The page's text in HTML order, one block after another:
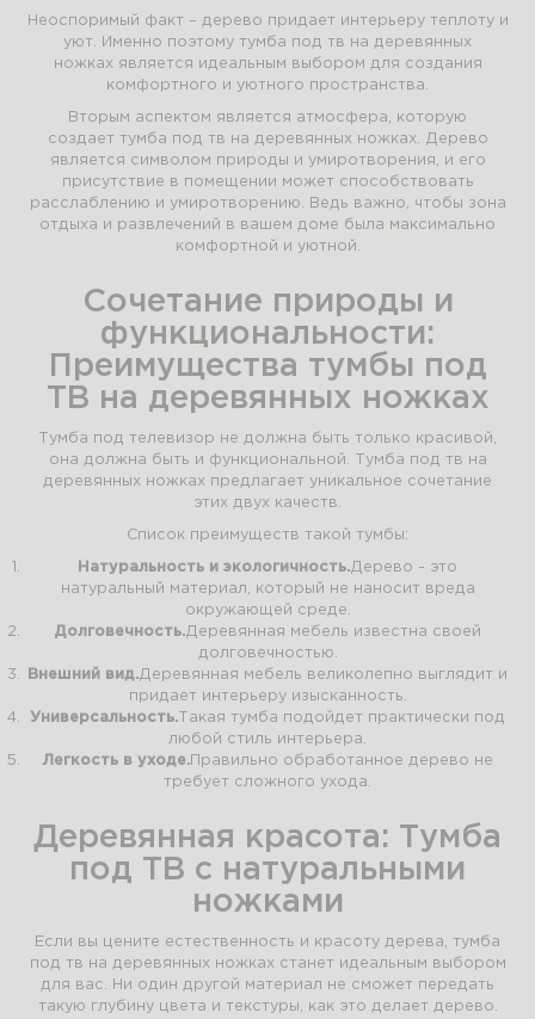
Неоспоримый факт – дерево придает интерьеру теплоту и
уют. Именно поэтому тумба под тв на деревянных
ножках является идеальным выбором для создания
комфортного и уютного пространства.
Вторым аспектом является атмосфера, которую
создает тумба под тв на деревянных ножках. Дерево
является символом природы и умиротворения, и его
присутствие в помещении может способствовать
расслаблению и умиротворению. Ведь важно, чтобы зона
отдыха и развлечений в вашем доме была максимально
комфортной и уютной.
Сочетание природы и
функциональности:
Преимущества тумбы под
ТВ на деревянных ножках
Тумба под телевизор не должна быть только красивой,
она должна быть и функциональной. Тумба под тв на
деревянных ножках предлагает уникальное сочетание
этих двух качеств.
Список преимуществ такой тумбы:
Натуральность и экологичность.Дерево - это
натуральный материал, который не наносит вреда
окружающей среде.
Долговечность.Деревянная мебель известна своей
долговечностью.
Внешний вид.Деревянная мебель великолепно выглядит и
придает интерьеру изысканность.
Универсальность. Такая тумба подойдет практически под
любой стиль интерьера.
Легкость в уходе.Правильно обработанное дерево не
требует сложного ухода.
Деревянная красота: Тумба
под ТВ с натуральными
ножками
Если вы цените естественность и красоту дерева, тумба
под тв на деревянных ножках станет идеальным выбором
для вас. Ни один другой материал не сможет передать
такую глубину цвета и текстуры, как это делает дерево.